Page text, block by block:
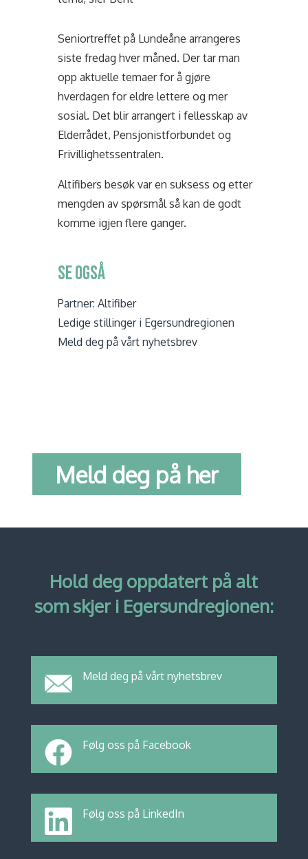
Seniortreffet på Lundeåne arrangeres
siste fredag hver måned. Der tar man
opp aktuelle temaer for å gjøre
hverdagen for eldre lettere og mer
sosial. Det blir arrangert i fellesskap av
Elderrådet, Pensjonistforbundet og
Frivillighetssentralen.
Altifibers besøk var en suksess og etter
mengden av spørsmål så kan de godt
komme igjen flere ganger.
SE OGSÅ
Partner: Altifiber
Ledige stillinger i Egersundregionen
Meld deg på vårt nyhetsbrev
Meld deg på her
Hold deg oppdatert på alt
som skjer i Egersundregionen:
Meld deg på vårt nyhetsbrev
Følg oss på Facebook
Følg oss på LinkedIn